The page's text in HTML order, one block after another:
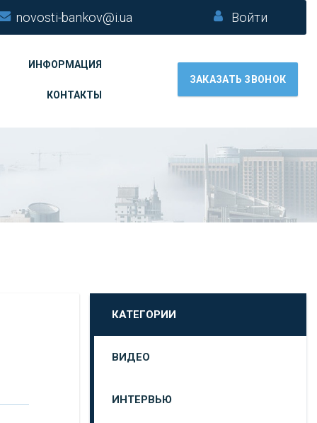
novosti-bankov@i.ua Войти
ИНФОРМАЦИЯ
КОНТАКТЫ
ЗАКАЗАТЬ ЗВОНОК
КАТЕГОРИИ
ВИДЕО
ИНТЕРВЬЮ